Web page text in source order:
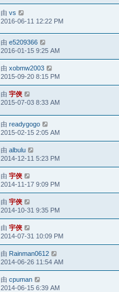
由 vs
2016-06-11 12:22 PM
由 e5209366
2016-01-15 9:25 AM
由 xobmw2003
2015-09-20 8:15 PM
由 宇俠
2015-07-03 8:33 AM
由 readygogo
2015-02-15 2:05 AM
由 albulu
2014-12-11 5:23 PM
由 宇俠
2014-11-17 9:09 PM
由 宇俠
2014-10-31 9:35 PM
由 宇俠
2014-07-31 10:09 PM
由 Rainman0612
2014-06-26 11:54 AM
由 cpuman
2014-06-15 6:39 AM